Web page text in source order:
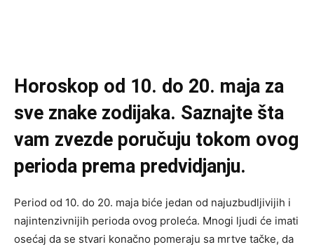
Horoskop od 10. do 20. maja za
sve znake zodijaka. Saznajte šta
vam zvezde poručuju tokom ovog
perioda prema predvidjanju.
Period od 10. do 20. maja biće jedan od najuzbudljivijih i
najintenzivnijih perioda ovog proleća. Mnogi ljudi će imati
osećaj da se stvari konačno pomeraju sa mrtve tačke, da